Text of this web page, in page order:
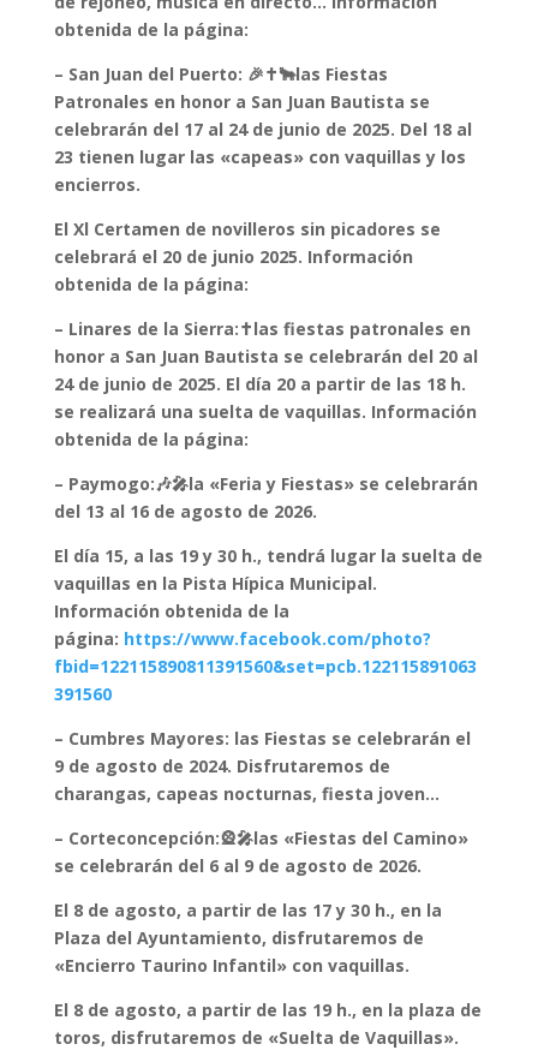
obtenida de la página:
– San Juan del Puerto: 🎉✝️🐂las Fiestas
Patronales en honor a San Juan Bautista se
celebrarán del 17 al 24 de junio de 2025. Del 18 al
23 tienen lugar las «capeas» con vaquillas y los
encierros.
El Xl Certamen de novilleros sin picadores se
celebrará el 20 de junio 2025. Información
obtenida de la página:
– Linares de la Sierra:✝️las fiestas patronales en
honor a San Juan Bautista se celebrarán del 20 al
24 de junio de 2025. El día 20 a partir de las 18 h.
se realizará una suelta de vaquillas. Información
obtenida de la página:
– Paymogo:🎶🎤la «Feria y Fiestas» se celebrarán
del 13 al 16 de agosto de 2026.
El día 15, a las 19 y 30 h., tendrá lugar la suelta de
vaquillas en la Pista Hípica Municipal.
Información obtenida de la
página: https://www.facebook.com/photo?
fbid=122115890811391560&set=pcb.122115891063
391560
– Cumbres Mayores: las Fiestas se celebrarán el
9 de agosto de 2024. Disfrutaremos de
charangas, capeas nocturnas, fiesta joven…
– Corteconcepción:🎡🎤las «Fiestas del Camino»
se celebrarán del 6 al 9 de agosto de 2026.
El 8 de agosto, a partir de las 17 y 30 h., en la
Plaza del Ayuntamiento, disfrutaremos de
«Encierro Taurino Infantil» con vaquillas.
El 8 de agosto, a partir de las 19 h., en la plaza de
toros, disfrutaremos de «Suelta de Vaquillas».